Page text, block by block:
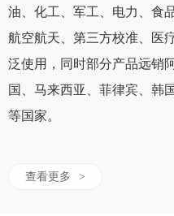
油、化工、军工、电力、食
航空航天、第三方校准、医
泛使用，同时部分产品远销
国、马来西亚、菲律宾、韩
等国家。
查看更多 >